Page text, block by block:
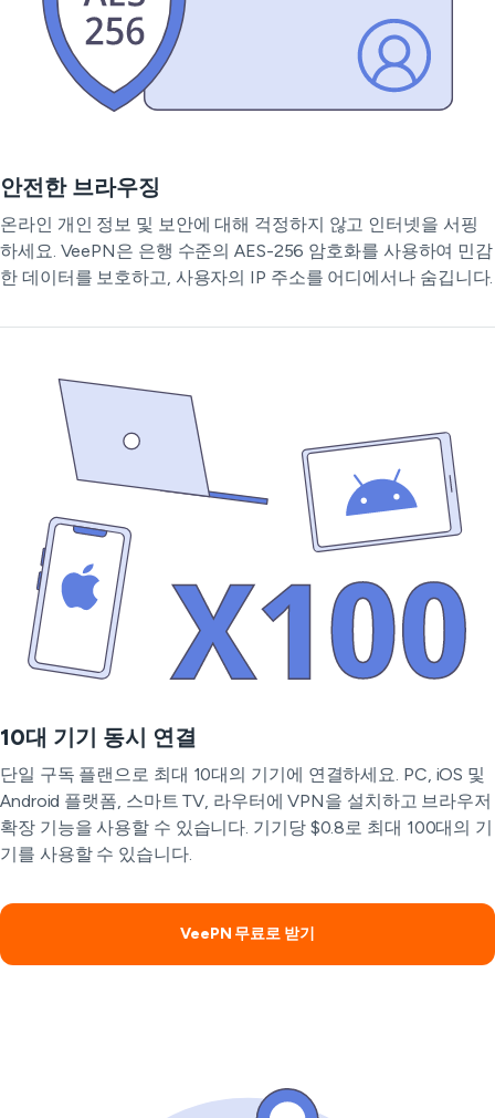
안전한 브라우징
온라인 개인 정보 및 보안에 대해 걱정하지 않고 인터넷을 서핑
하세요. VeePN은 은행 수준의 AES-256 암호화를 사용하여 민감
한 데이터를 보호하고, 사용자의 IP 주소를 어디에서나 숨깁니다.
10대 기기 동시 연결
단일 구독 플랜으로 최대 10대의 기기에 연결하세요. PC, iOS 및
Android 플랫폼, 스마트 TV, 라우터에 VPN을 설치하고 브라우저
확장 기능을 사용할 수 있습니다. 기기당 $0.8로 최대 100대의 기
기를 사용할 수 있습니다.
VeePN 무료로 받기